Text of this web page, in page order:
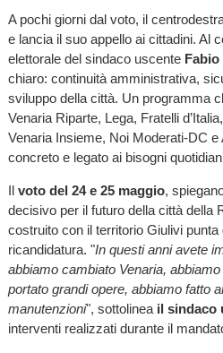
A pochi giorni dal voto, il
e lancia il suo appello ai cittadini. Al
elettorale del sindaco uscenteFabio
chiaro: continuità amministrativa,
sviluppo della città. Un programma
Venaria Riparte, Lega, Fratelli
Venaria Insieme, Noi Moderati-DC
concreto e legato ai bisogni
Il voto del 24 e 25 maggio,
decisivo per il futuro della città della
costruito con il territorio Giulivi
ricandidatura. "In questi anni avete
abbiamo cambiato Venaria,
portato grandi opere, abbiamo fatto
manutenzioni", sottolinea il sindaco
interventi realizzati durante il